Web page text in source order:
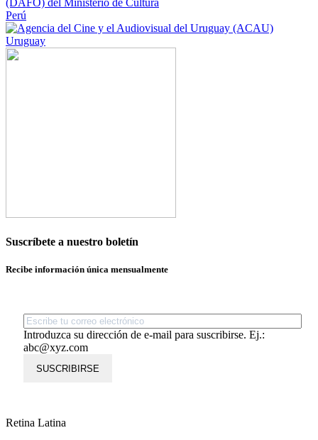
Perú
Uruguay
Suscríbete a nuestro boletín
Recibe información única mensualmente
Introduzca su dirección de e-mail para suscribirse. Ej.:
abc@xyz.com
SUSCRIBIRSE
Retina Latina